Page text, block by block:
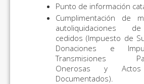
Punto de información
Cumplimentación de
autoliquidaciones
cedidos (Impuesto de
Donaciones e
Transmisiones
Onerosas y Actos
Documentados).